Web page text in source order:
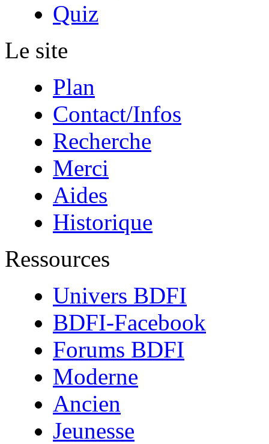
Quiz
Le site
Plan
Contact/Infos
Recherche
Merci
Aides
Historique
Ressources
Univers BDFI
BDFI-Facebook
Forums BDFI
Moderne
Ancien
Jeunesse